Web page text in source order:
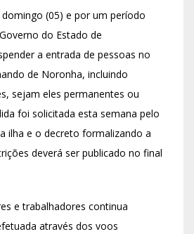
(05) e por um período
do Estado de
a entrada de pessoas no
de Noronha, incluindo
sejam eles permanentes ou
foi solicitada esta semana pelo
ilha e o decreto formalizando a
deverá ser publicado no final
e trabalhadores continua
através dos voos